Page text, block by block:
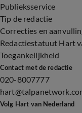
Publieksservice
Tip de redactie
Correcties en
Redactiestatuut Hart
Toegankelijkheid
Contact met de redactie
020-8007777
Volg Hart van Nederland